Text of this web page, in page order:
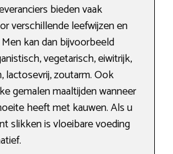
bieden vaak
verschillende leefwijzen en
kan dan bijvoorbeeld
vegetarisch, eiwitrijk,
lactosevrij, zoutarm. Ook
gemalen maaltijden wanneer
heeft met kauwen. Als u
slikken is vloeibare voeding